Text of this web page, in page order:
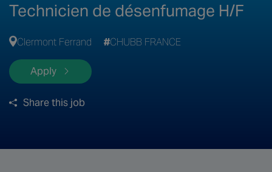
Technicien de désenfumage H/F
Clermont Ferrand CHUBB FRANCE
Apply
Share this job